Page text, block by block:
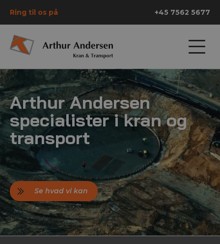
Ring til os på +45 7562 5677
Arthur Andersen
specialister i kran og
transport
Se hvad vi kan